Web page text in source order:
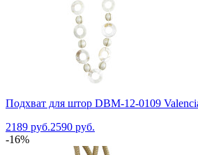
Подхват для штор DBM-12-0109
2189 руб.2590 руб.
-16%